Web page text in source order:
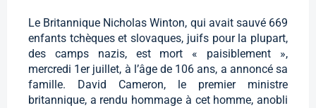
Le Britannique Nicholas Winton, qui avait sauvé 669
enfants tchèques et slovaques, juifs pour la plupart,
des camps nazis, est mort « paisiblement »,
mercredi 1er juillet, à l’âge de 106 ans, a annoncé sa
famille. David Cameron, le premier ministre
britannique, a rendu hommage à cet homme, anobli